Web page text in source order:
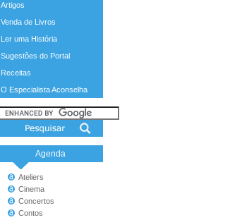
Artigos
Venda de Livros
Ler uma História
Sugestões do Portal
Receitas
O Especialista Aconselha
Agenda
Ateliers
Cinema
Concertos
Contos